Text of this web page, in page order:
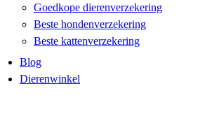
Goedkope dierenverzekering
Beste hondenverzekering
Beste kattenverzekering
Blog
Dierenwinkel